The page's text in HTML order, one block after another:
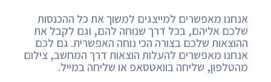
אנחנו מאפשרים למייצגים למשוך את כל ההכנסות
שלכם אליהם, בכל דרך שנוחה להם, וגם לקבל את
ההוצאות שלכם בצורה הכי נוחה האפשרית. גם לכם
אנחנו מאפשרים להעלות הוצאות דרך המחשב, צילום
מהטלפון, שליחה בוואטסאפ או שליחה במייל.